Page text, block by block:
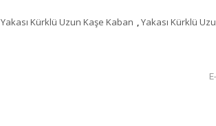
Yakası Kürklü Uzun Kaşe Kaban ,Yakası Kürklü